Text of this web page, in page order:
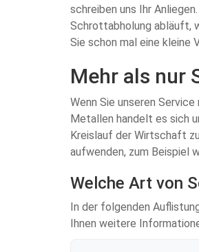
schreiben uns Ihr
Schrottabholung abläuft,
Sie schon mal eine kleine
Mehr als nur
Wenn Sie unseren
Metallen handelt es sich
Kreislauf der Wirtschaft
aufwenden, zum Beispiel
Welche Art von
In der folgenden
Ihnen weitere